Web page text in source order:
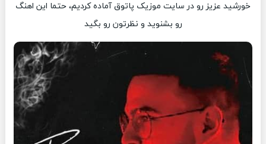
خورشید عزیز رو در سایت موزیک پاتوق آماده کردیم، حتما این اهنگ
رو بشنوید و نظرتون رو بگید